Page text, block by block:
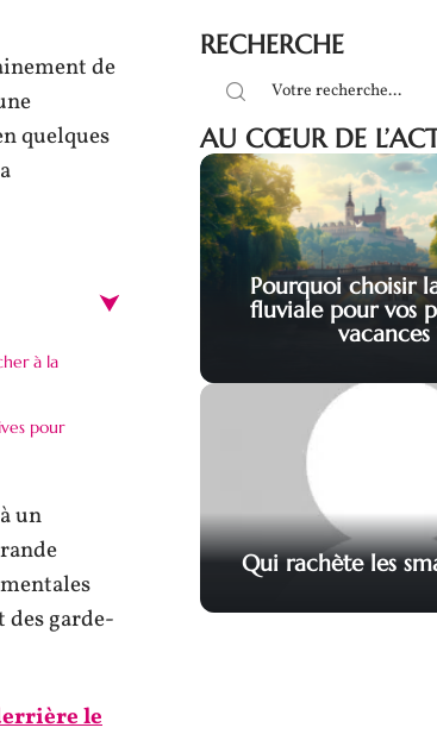
de
quelques
à la
pour
un
des garde-
le
RECHERCHE
AU CŒUR DE
Pourquoi choisir
fluviale pour vos
vacances
Qui rachète les